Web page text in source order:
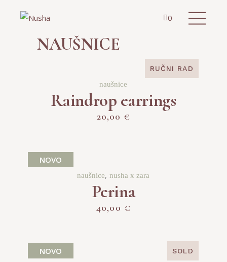
0
NAUŠNICE
SOLD
RUČNI RAD
naušnice
Raindrop earrings
20,00 €
NOVO
naušnice nusha x zara
Perina
40,00 €
SOLD
NOVO